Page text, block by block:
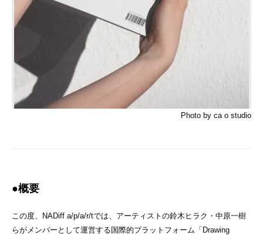
Photo by ca o studio
●概要
この度、NADiff a/p/a/r/tでは、アーティストの鈴木ヒラク・中原一樹
らがメンバーとして運営する国際的プラットフォーム「Drawing